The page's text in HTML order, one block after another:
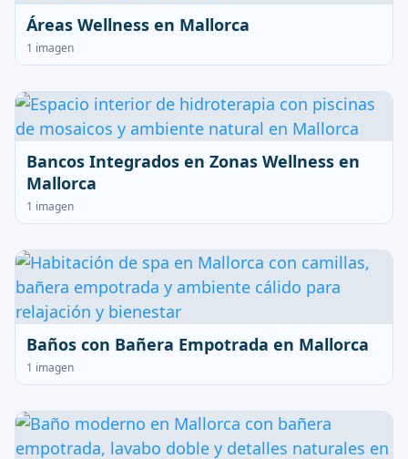
Áreas Wellness en Mallorca
1 imagen
Bancos Integrados en Zonas Wellness en
Mallorca
1 imagen
Baños con Bañera Empotrada en Mallorca
1 imagen